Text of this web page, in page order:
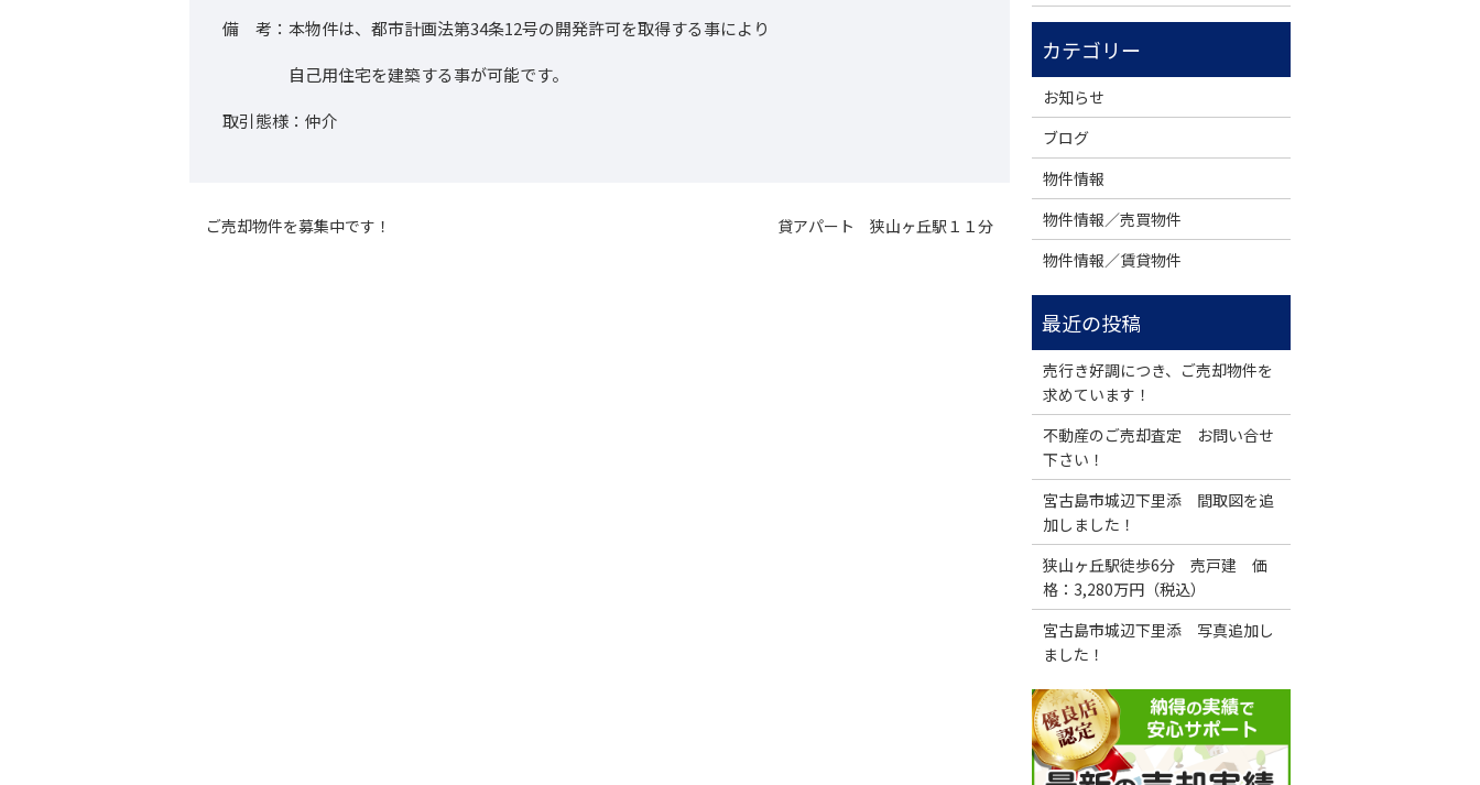
備 考：本物件は、都市計画法第34条12号の開発許可を取得する事により
自己用住宅を建築する事が可能です。
取引態様：仲介
ご売却物件を募集中です！ 貸アパート 狭山ヶ丘駅１１分
お知らせ
ブログ
物件情報
物件情報／売買物件
物件情報／賃貸物件
売行き好調につき、ご売却物件を
求めています！
不動産のご売却査定 お問い合せ
下さい！
宮古島市城辺下里添 間取図を追
加しました！
狭山ヶ丘駅徒歩6分 売戸建 価
格：3,280万円（税込）
宮古島市城辺下里添 写真追加し
ました！